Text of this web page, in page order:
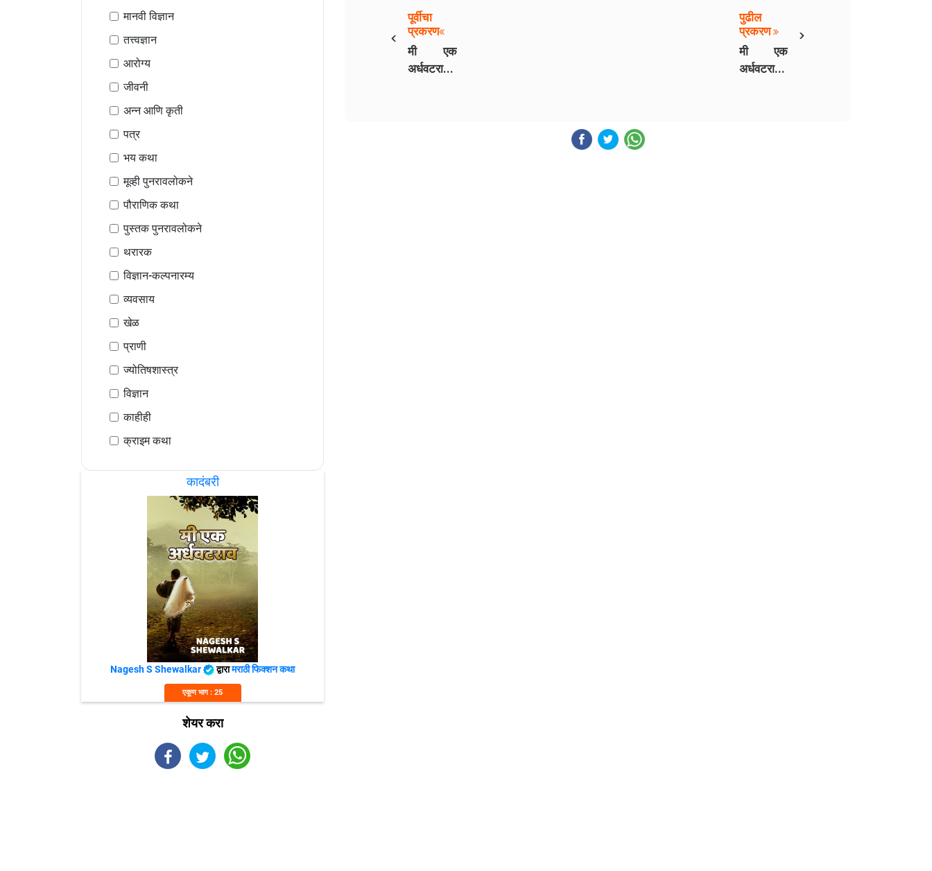
मानवी विज्ञान
तत्त्वज्ञान
आरोग्य
जीवनी
अन्न आणि कृती
पत्र
भय कथा
मूव्ही पुनरावलोकने
पौराणिक कथा
पुस्तक पुनरावलोकने
थरारक
विज्ञान-कल्पनारम्य
व्यवसाय
खेळ
प्राणी
ज्योतिषशास्त्र
विज्ञान
काहीही
क्राइम कथा
कादंबरी
Nagesh S Shewalkar द्वारामराठी फिक्शन कथा
एकूण भाग : 25
शेयर करा
‹
पूर्वीचा
प्रकरण
मी एक
अर्धवटराव -
›
पुढील
प्रकरण
मी एक
अर्धवटराव -